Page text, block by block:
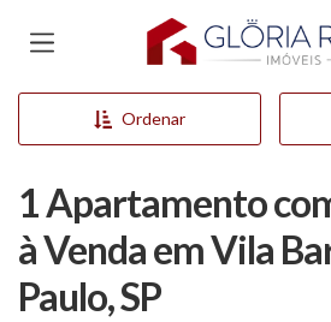
Página inicial
Ordenar
1 Apartamento
à Venda em Vila
Paulo, SP